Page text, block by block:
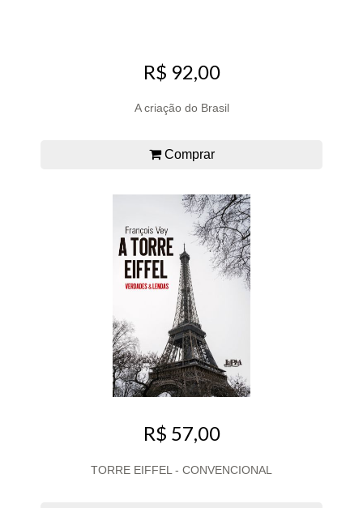
R$ 92,00
A criação do Brasil
Comprar
R$ 57,00
TORRE EIFFEL - CONVENCIONAL